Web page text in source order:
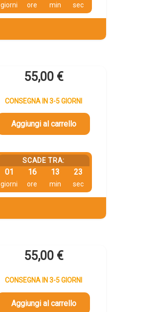
giorni ore min sec
55,00 €
CONSEGNA IN 3-5 GIORNI
Aggiungi al carrello
SCADE TRA:
01
giorni
16
ore
13
min
22
sec
55,00 €
CONSEGNA IN 3-5 GIORNI
Aggiungi al carrello